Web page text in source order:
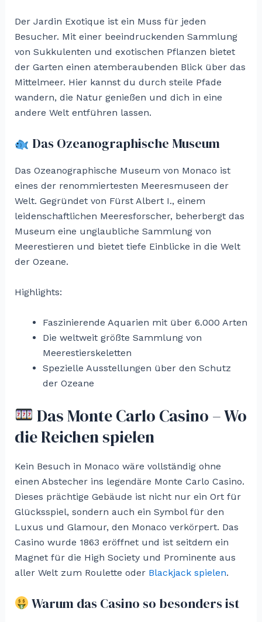
Der Jardin Exotique ist ein Muss für jeden
Besucher. Mit einer beeindruckenden Sammlung
von Sukkulenten und exotischen Pflanzen bietet
der Garten einen atemberaubenden Blick über das
Mittelmeer. Hier kannst du durch steile Pfade
wandern, die Natur genießen und dich in eine
andere Welt entführen lassen.
Das Ozeanographische Museum
Das Ozeanographische Museum von Monaco ist
eines der renommiertesten Meeresmuseen der
Welt. Gegründet von Fürst Albert I., einem
leidenschaftlichen Meeresforscher, beherbergt das
Museum eine unglaubliche Sammlung von
Meerestieren und bietet tiefe Einblicke in die Welt
der Ozeane.
Highlights:
Faszinierende Aquarien mit über 6.000 Arten
Die weltweit größte Sammlung von
Meerestierskeletten
Spezielle Ausstellungen über den Schutz
der Ozeane
Das Monte Carlo Casino – Wo
die Reichen spielen
Kein Besuch in Monaco wäre vollständig ohne
einen Abstecher ins legendäre Monte Carlo Casino.
Dieses prächtige Gebäude ist nicht nur ein Ort für
Glücksspiel, sondern auch ein Symbol für den
Luxus und Glamour, den Monaco verkörpert. Das
Casino wurde 1863 eröffnet und ist seitdem ein
Magnet für die High Society und Prominente aus
aller Welt zum Roulette oder Blackjack spielen.
Warum das Casino so besonders ist